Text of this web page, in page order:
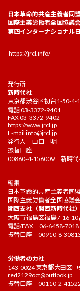
日本革命的共産主義者同
国際主義労働者全国協議
第四インターナショナル
https://jrcl.info/
発行所
新時代社
東京都渋谷区初台1-50-4-
電話 03-3372-9401
FAX 03-3372-9402
https://www.jrcl.jp
E-mail info@jrcl.jp
発行人 山口 明
振替口座
00860-4-156009 新時代
編集
日本革命的共産主義者同
国際主義労働者全国協議
関西支社（関西新時代社）
大阪市福島区福島7-16-
電話/FAX 06-6458-7018
振替口座 00910-8-
労働者の力社
143-0024 東京都大田区
red2129oct@outlook.jp
振替口座 00110-2-